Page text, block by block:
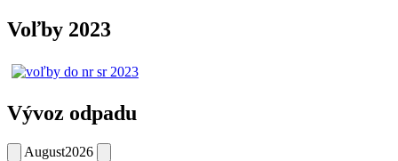
Voľby 2023
Vývoz odpadu
August2026